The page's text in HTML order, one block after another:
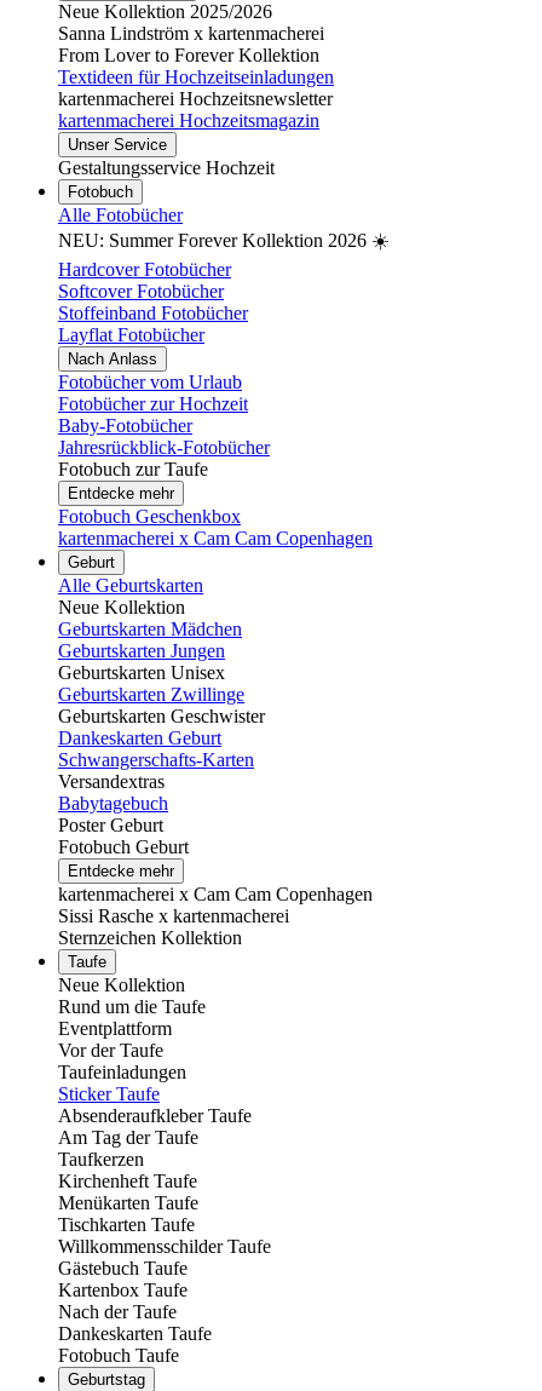
Neue Kollektion 2025/2026
Sanna Lindström x kartenmacherei
From Lover to Forever Kollektion
Textideen für Hochzeitseinladungen
kartenmacherei Hochzeitsnewsletter
kartenmacherei Hochzeitsmagazin
Unser Service
Gestaltungsservice Hochzeit
Fotobuch
Alle Fotobücher
NEU: Summer Forever Kollektion 2026 ☀️
Hardcover Fotobücher
Softcover Fotobücher
Stoffeinband Fotobücher
Layflat Fotobücher
Nach Anlass
Fotobücher vom Urlaub
Fotobücher zur Hochzeit
Baby-Fotobücher
Jahresrückblick-Fotobücher
Fotobuch zur Taufe
Entdecke mehr
Fotobuch Geschenkbox
kartenmacherei x Cam Cam Copenhagen
Geburt
Alle Geburtskarten
Neue Kollektion
Geburtskarten Mädchen
Geburtskarten Jungen
Geburtskarten Unisex
Geburtskarten Zwillinge
Geburtskarten Geschwister
Dankeskarten Geburt
Schwangerschafts-Karten
Versandextras
Babytagebuch
Poster Geburt
Fotobuch Geburt
Entdecke mehr
kartenmacherei x Cam Cam Copenhagen
Sissi Rasche x kartenmacherei
Sternzeichen Kollektion
Taufe
Neue Kollektion
Rund um die Taufe
Eventplattform
Vor der Taufe
Taufeinladungen
Sticker Taufe
Absenderaufkleber Taufe
Am Tag der Taufe
Taufkerzen
Kirchenheft Taufe
Menükarten Taufe
Tischkarten Taufe
Willkommensschilder Taufe
Gästebuch Taufe
Kartenbox Taufe
Nach der Taufe
Dankeskarten Taufe
Fotobuch Taufe
Geburtstag